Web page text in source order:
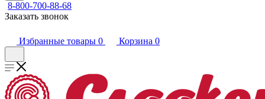
8-800-700-88-68
Заказать звонок
Избранные товары 0 Корзина 0